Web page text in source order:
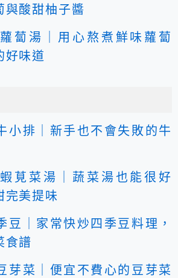
與酸甜柚子醬
蔔湯｜用心熬煮鮮味蘿蔔
好味道
小排｜新手也不會失敗的牛
莧菜湯｜蔬菜湯也能很好
完美提味
豆｜家常快炒四季豆料理，
食譜
芽菜｜便宜不費心的豆芽菜